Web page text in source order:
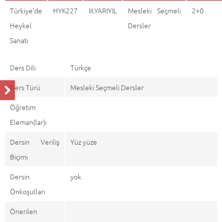
Türkiye’de
Heykel
Sanatı
HYK227 III.YARIYIL
Mesleki Seçmeli
Dersler
2+0
Ders Dili
Türkçe
Ders Türü
Mesleki Seçmeli Dersler
Öğretim
Eleman(lar)ı
Dersin Veriliş
Biçimi
Yüz yüze
Dersin
Önkoşulları
yok
Önerilen